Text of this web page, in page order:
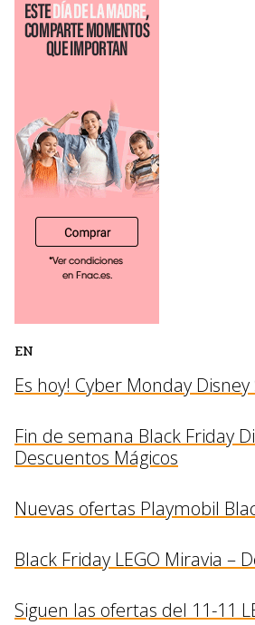
EN
Es hoy! Cyber Monday
Fin de semana Black Friday
Descuentos Mágicos
Nuevas ofertas Playmobil
Black Friday LEGO Miravia –
Siguen las ofertas del 11-11